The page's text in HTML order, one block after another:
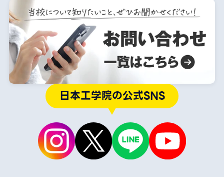
日本工学院の公式SNS